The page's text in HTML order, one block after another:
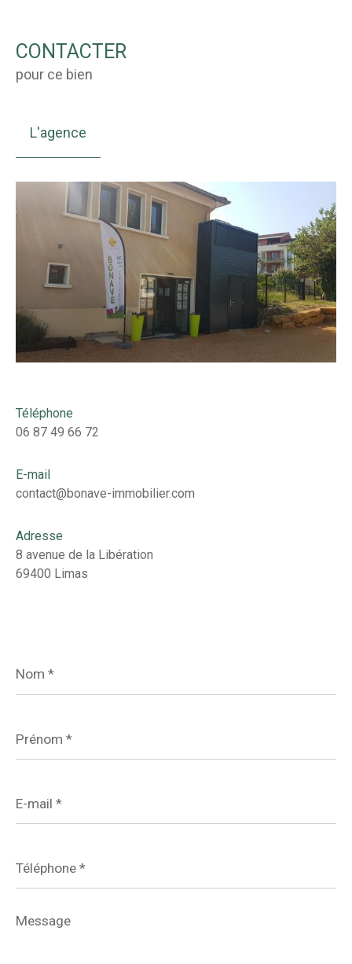
CONTACTER
pour ce bien
L'agence
Téléphone
06 87 49 66 72
E-mail
contact@bonave-immobilier.com
Adresse
8 avenue de la Libération
69400 Limas
*
*
mail
*
*
Message
*